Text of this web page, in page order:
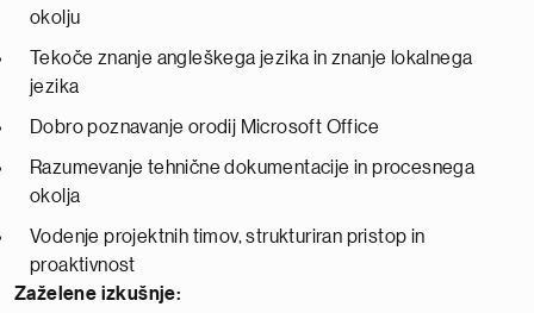
okolju
Tekoče znanje angleškega jezika in znanje lokalnega
jezika
Dobro poznavanje orodij Microsoft Office
Razumevanje tehnične dokumentacije in procesnega
okolja
Vodenje projektnih timov, strukturiran pristop in
proaktivnost
Zaželene izkušnje: